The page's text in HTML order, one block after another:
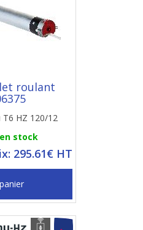
roulant
HZ 120/12
stock
295.61€ HT